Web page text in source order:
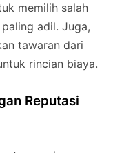
memilih salah
adil. Juga,
tawaran dari
rincian biaya.
Reputasi